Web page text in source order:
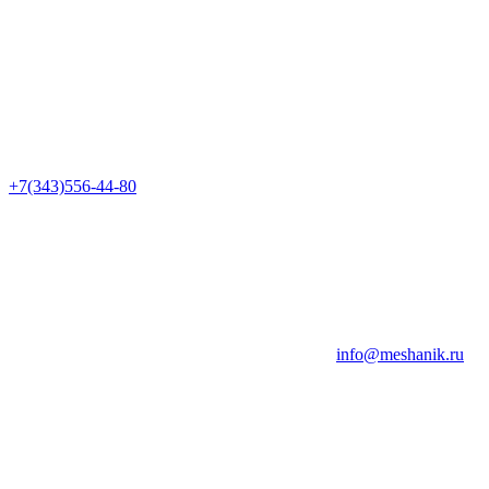
+7(343)556-44-80
info@meshanik.ru